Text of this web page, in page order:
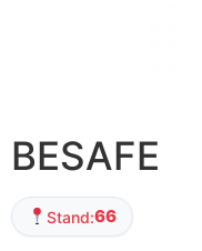
BESAFE
Stand:66